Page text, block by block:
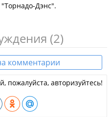
Дэнс".
(2)
комментарии
пожалуйста, авторизуйтесь!